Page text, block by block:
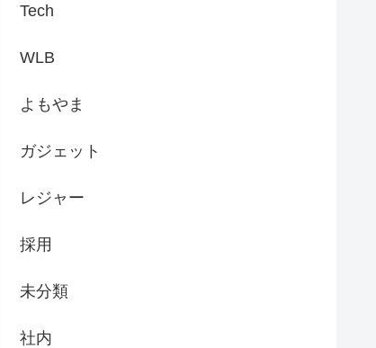
Tech
WLB
よもやま
ガジェット
レジャー
採用
未分類
社内